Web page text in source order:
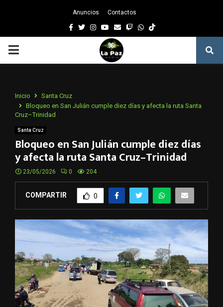
Anuncios Contactos
Facebook
TwitterInstagram
Youtube
EmailTwitchWhatsapp
PRIMARY
Inicio
Santa Cruz
Bloqueo en San Julián cumple diez días y afecta la ruta Santa
Cruz–Trinidad
Santa Cruz
Bloqueo en San Julián cumple diez días
y afecta la ruta Santa Cruz–Trinidad
23/05/2026 0 204
COMPARTIR 0